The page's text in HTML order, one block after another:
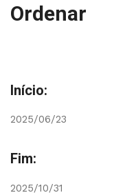
Ordenar
Início:
2025/06/23
Fim:
2025/10/31